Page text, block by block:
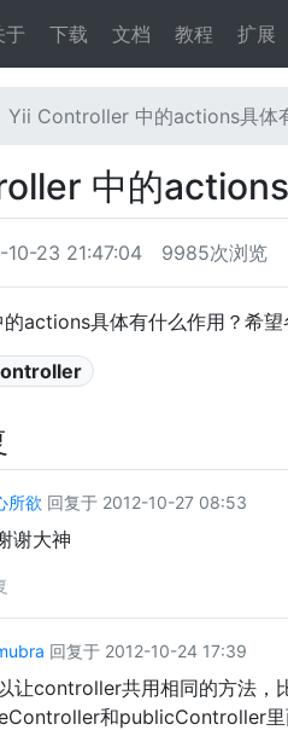
于 下载 文档 教程 扩展
Yii Controller 中的actions具体
中的actions
10-23 21:47:04 9985次浏览
actions具体有什么作用？希望
所欲 回复于 2012-10-27 08:53
谢大神
回复于 2012-10-24 17:39
让controller共用相同的方法，
和publicController里